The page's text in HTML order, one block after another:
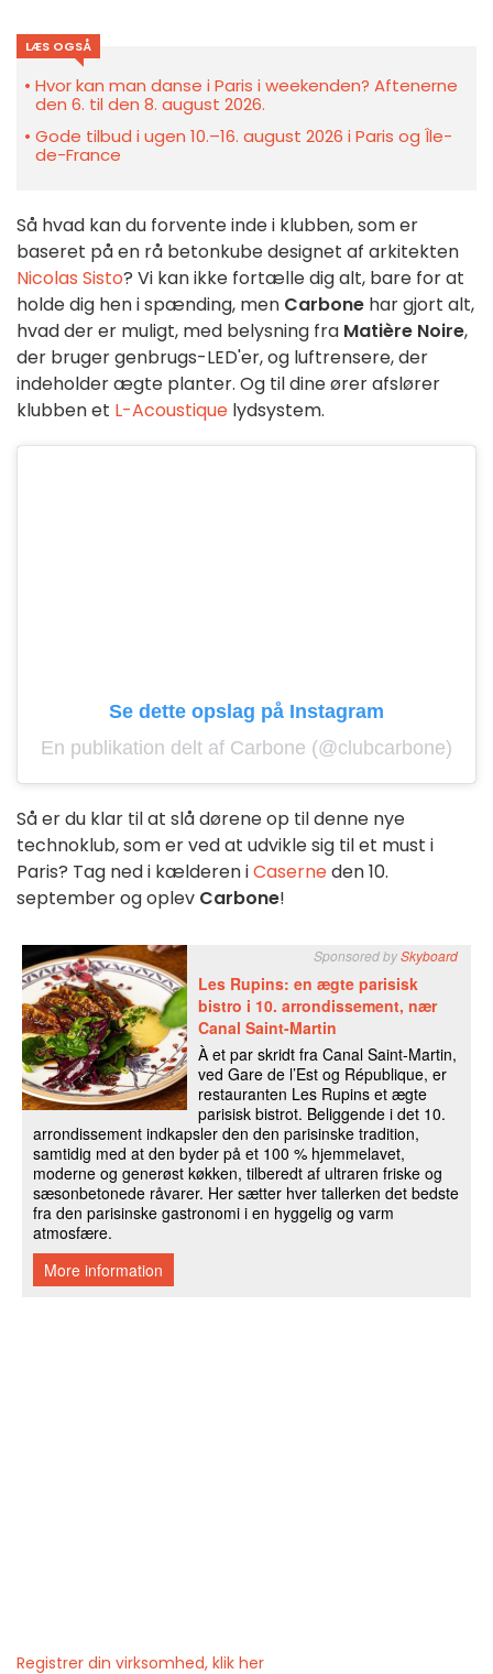
LÆS OGSÅ
Hvor kan man danse i Paris i weekenden? Aftenerne
den 6. til den 8. august 2026.
Gode tilbud i ugen 10.–16. august 2026 i Paris og Île-
de-France
Så hvad kan du forvente inde i klubben, som er
baseret på en rå betonkube designet af arkitekten
Nicolas Sisto? Vi kan ikke fortælle dig alt, bare for at
holde dig hen i spænding, men Carbone har gjort alt,
hvad der er muligt, med belysning fra Matière Noire,
der bruger genbrugs-LED'er, og luftrensere, der
indeholder ægte planter. Og til dine ører afslører
klubben et L-Acoustique lydsystem.
Se dette opslag på Instagram
En publikation delt af Carbone (@clubcarbone)
Så er du klar til at slå dørene op til denne nye
technoklub, som er ved at udvikle sig til et must i
Paris? Tag ned i kælderen iCaserneden 10.
september og oplev Carbone!
Registrer din virksomhed, klik her